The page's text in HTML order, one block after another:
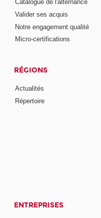
Catalogue de l'alternance
Valider ses acquis
Notre engagement qualité
Micro-certifications
RÉGIONS
Actualités
Répertoire
ENTREPRISES